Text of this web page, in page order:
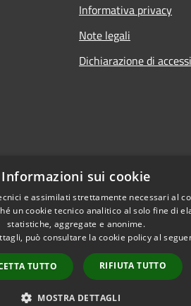
Informativa privacy
Note legali
Dichiarazione di
Copyright ©
Informazioni sui cookie
e assimilati strettamente necessari al
un cookie tecnico analitico al solo fine di
statistiche, aggregate e anonime.
può consultare la cookie policy al
TUTTO RIFIUTA TUTTO
MOSTRA DETTAGLI